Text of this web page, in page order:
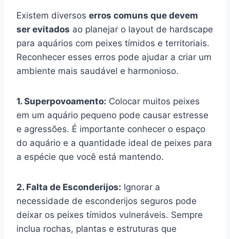
Existem diversos erros comuns que devem
ser evitados ao planejar o layout de hardscape
para aquários com peixes tímidos e territoriais.
Reconhecer esses erros pode ajudar a criar um
ambiente mais saudável e harmonioso.
1. Superpovoamento: Colocar muitos peixes
em um aquário pequeno pode causar estresse
e agressões. É importante conhecer o espaço
do aquário e a quantidade ideal de peixes para
a espécie que você está mantendo.
2. Falta de Esconderijos: Ignorar a
necessidade de esconderijos seguros pode
deixar os peixes tímidos vulneráveis. Sempre
inclua rochas, plantas e estruturas que